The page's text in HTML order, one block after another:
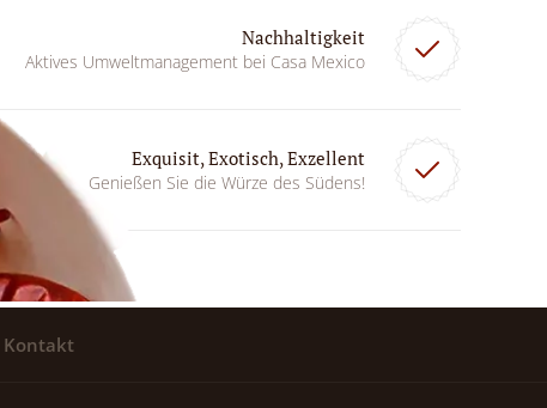
Nachhaltigkeit
Aktives Umweltmanagement bei Casa Mexico
Exquisit, Exotisch, Exzellent
Genießen Sie die Würze des Südens!
Kontakt